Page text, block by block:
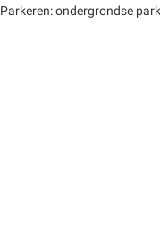
Parkeren: ondergrondse